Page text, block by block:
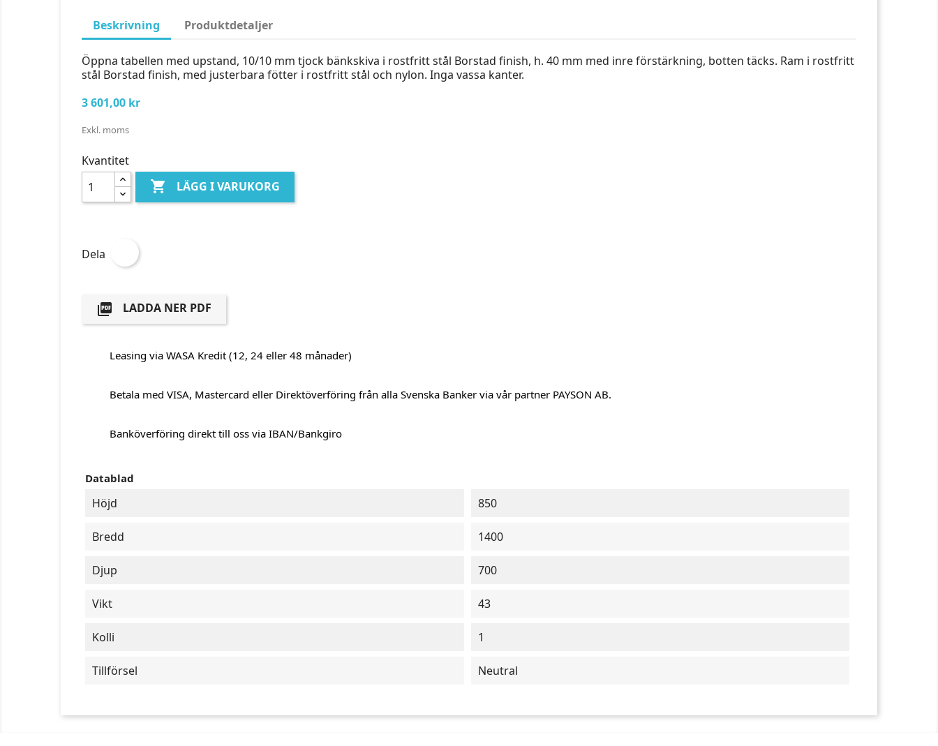
Beskrivning Produktdetaljer
Öppna tabellen med upstand, 10/10 mm tjock bänkskiva i rostfritt stål Borstad finish, h. 40 mm med inre förstärkning, botten täcks. Ram i rostfritt
stål Borstad finish, med justerbara fötter i rostfritt stål och nylon. Inga vassa kanter.
3 601,00 kr
Exkl. moms
Kvantitet
 LÄGG I VARUKORG
Dela
 LADDA NER PDF
Leasing via WASA Kredit (12, 24 eller 48 månader)
Betala med VISA, Mastercard eller Direktöverföring från alla Svenska Banker via vår partner PAYSON AB.
Banköverföring direkt till oss via IBAN/Bankgiro
Datablad
Höjd 850
Bredd 1400
Djup 700
Vikt 43
Kolli 1
Tillförsel Neutral